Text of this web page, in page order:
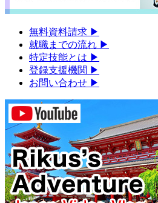
無料資料請求 ▶︎
就職までの流れ ▶︎
特定技能とは ▶︎
登録支援機関 ▶︎
お問い合わせ ▶︎